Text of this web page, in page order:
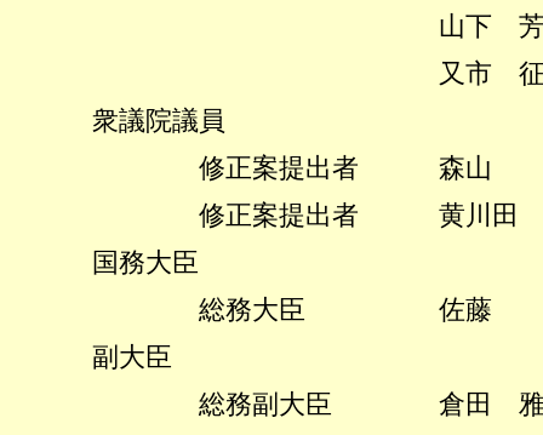
山下 芳生
又市 征治
衆議院議員
修正案提出者 森山
修正案提出者 黄川田
国務大臣
総務大臣 佐藤 勉
副大臣
総務副大臣 倉田 雅